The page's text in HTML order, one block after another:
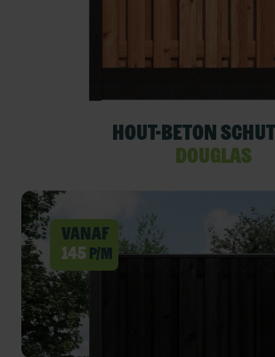
Hout-beton
Douglas
Vanaf
145 p/m